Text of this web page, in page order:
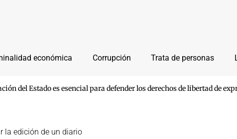
económica Corrupción Trata de personas
del Estado es esencial para defender los derechos de libertad de
la edición de un diario